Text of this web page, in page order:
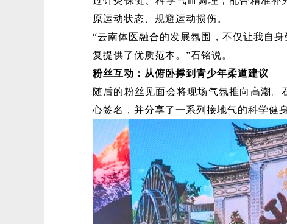
原运动状态、规避运动损伤。
“云南体医融合的发展氛围，不仅让我自
复提供了优质范本。”石铭说。
粉丝互动：从俯卧撑到青少年柔道建议
随后的粉丝见面会将现场气氛推向高潮
心签名，并分享了一系列接地气的科学健